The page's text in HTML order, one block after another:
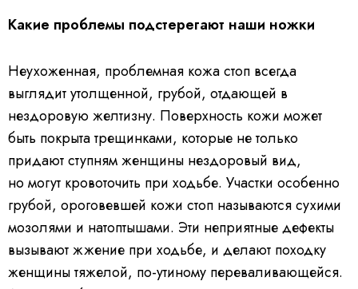
Какие проблемы подстерегают наши ножки
Неухоженная, проблемная кожа стоп всегда
выглядит утолщенной, грубой, отдающей в
нездоровую желтизну. Поверхность кожи может
быть покрыта трещинками, которые не только
придают ступням женщины нездоровый вид,
но могут кровоточить при ходьбе. Участки особенно
грубой, ороговевшей кожи стоп называются сухими
мозолями и натоптышами. Эти неприятные дефекты
вызывают жжение при ходьбе, и делают походку
женщины тяжелой, по-утиному переваливающейся.